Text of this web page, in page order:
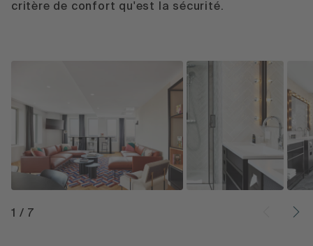
critère de confort qu'est la sécurité.
1 / 7